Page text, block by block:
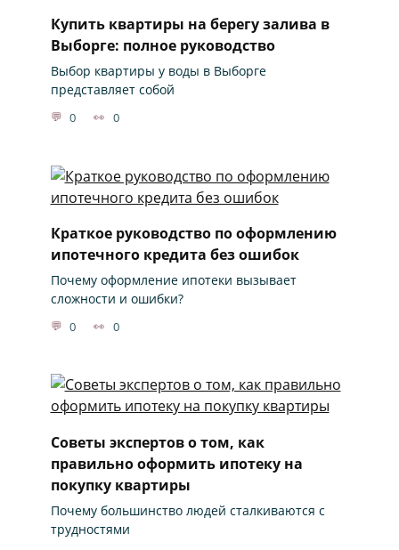
Купить квартиры на берегу залива в
Выборге: полное руководство
Выбор квартиры у воды в Выборге
представляет собой
0 0
Краткое руководство по оформлению
ипотечного кредита без ошибок
Почему оформление ипотеки вызывает
сложности и ошибки?
0 0
Советы экспертов о том, как
правильно оформить ипотеку на
покупку квартиры
Почему большинство людей сталкиваются с
трудностями